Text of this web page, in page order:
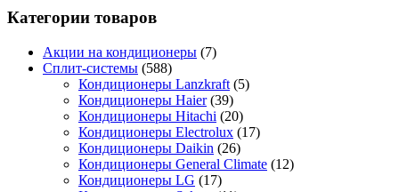
Категории товаров
Акции на кондиционеры (7)
Сплит-системы (588)
Кондиционеры Lanzkraft (5)
Кондиционеры Haier (39)
Кондиционеры Hitachi (20)
Кондиционеры Electrolux (17)
Кондиционеры Daikin (26)
Кондиционеры General Climate (12)
Кондиционеры LG (17)